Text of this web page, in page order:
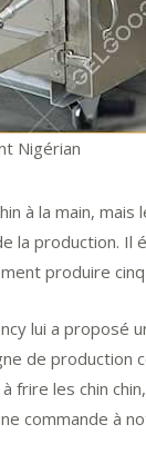
Nigérian
à la main,
la production.
produire
lui a proposé
de production
frire les chin
commande à